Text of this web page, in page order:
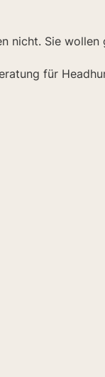
nicht. Sie wollen
für